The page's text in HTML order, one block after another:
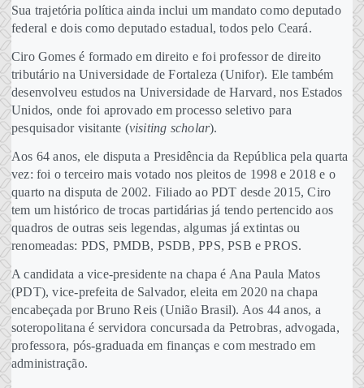
Sua trajetória política ainda inclui um mandato como deputado
federal e dois como deputado estadual, todos pelo Ceará.
Ciro Gomes é formado em direito e foi professor de direito
tributário na Universidade de Fortaleza (Unifor). Ele também
desenvolveu estudos na Universidade de Harvard, nos Estados
Unidos, onde foi aprovado em processo seletivo para
pesquisador visitante (visiting scholar).
Aos 64 anos, ele disputa a Presidência da República pela quarta
vez: foi o terceiro mais votado nos pleitos de 1998 e 2018 e o
quarto na disputa de 2002. Filiado ao PDT desde 2015, Ciro
tem um histórico de trocas partidárias já tendo pertencido aos
quadros de outras seis legendas, algumas já extintas ou
renomeadas: PDS, PMDB, PSDB, PPS, PSB e PROS.
A candidata a vice-presidente na chapa é Ana Paula Matos
(PDT), vice-prefeita de Salvador, eleita em 2020 na chapa
encabeçada por Bruno Reis (União Brasil). Aos 44 anos, a
soteropolitana é servidora concursada da Petrobras, advogada,
professora, pós-graduada em finanças e com mestrado em
administração.